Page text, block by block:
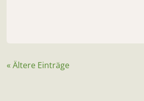
« Ältere Einträge